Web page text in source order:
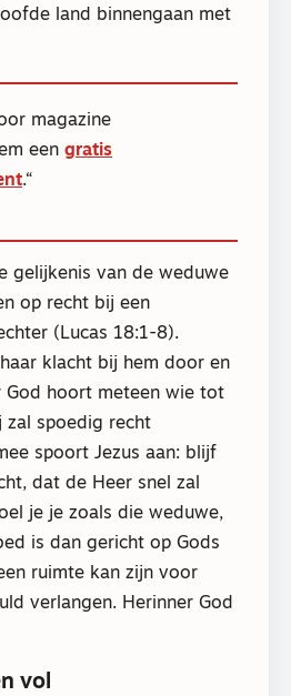
land binnengaan met
magazine
een gratis
.
gelijkenis van de weduwe
op recht bij een
(Lucas 18:1-8).
klacht bij hem door en
God hoort meteen wie tot
zal spoedig recht
spoort Jezus aan: blijf
dat de Heer snel zal
je je zoals die weduwe,
is dan gericht op Gods
ruimte kan zijn voor
verlangen. Herinner God
vol